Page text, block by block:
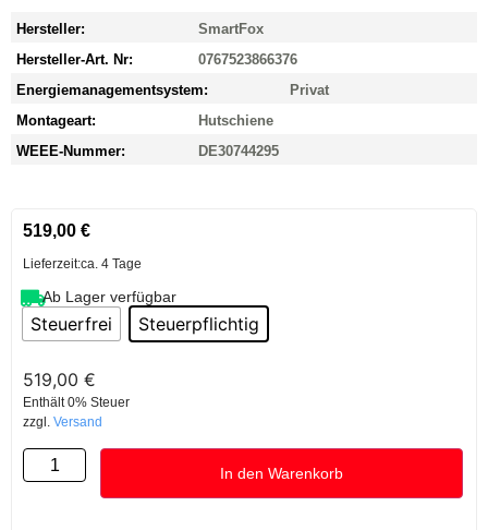
Hersteller:
SmartFox
Hersteller-Art. Nr:
0767523866376
Energiemanagementsystem:
Privat
Montageart:
Hutschiene
WEEE-Nummer:
DE30744295
519,00 €
Lieferzeit:ca. 4 Tage
Ab Lager verfügbar
Steuerfrei Steuerpflichtig
519,00 €
Enthält 0% Steuer
zzgl. Versand
In den Warenkorb